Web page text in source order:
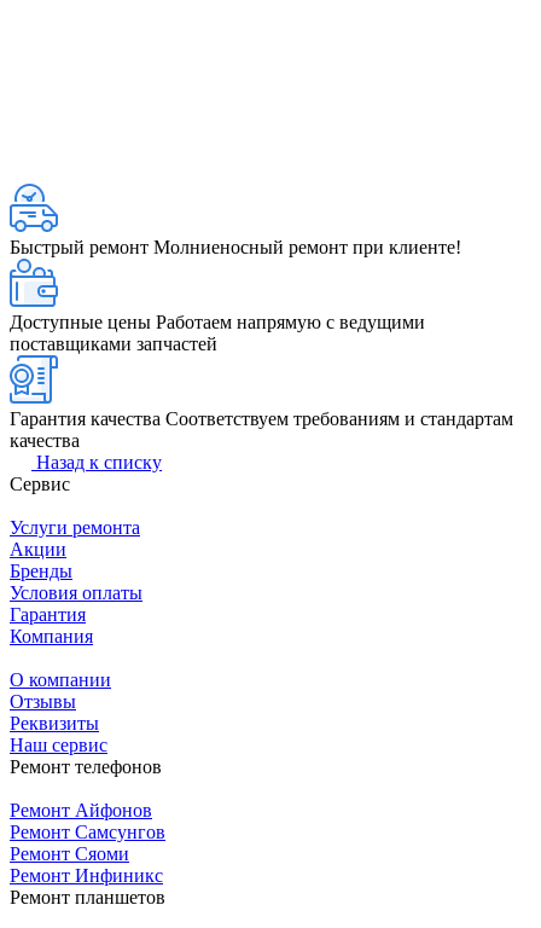
Быстрый ремонт Молниеносный ремонт при клиенте!
Доступные цены Работаем напрямую с ведущими
поставщиками запчастей
Гарантия качества Соответствуем требованиям и стандартам
качества
Назад к списку
Сервис
Услуги ремонта
Акции
Бренды
Условия оплаты
Гарантия
Компания
О компании
Отзывы
Реквизиты
Наш сервис
Ремонт телефонов
Ремонт Айфонов
Ремонт Самсунгов
Ремонт Сяоми
Ремонт Инфиникс
Ремонт планшетов